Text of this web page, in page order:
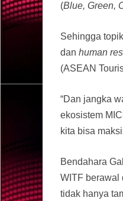
(Blue, Green,
Sehingga
dan human
(ASEAN
“Dan jangka
ekosistem
kita bisa
Bendahara
WITF berawal
tidak hanya